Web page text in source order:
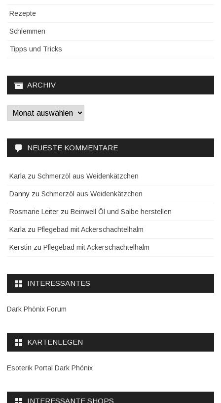
Rezepte
Schlemmen
Tipps und Tricks
ARCHIV
Archiv
NEUESTE KOMMENTARE
Karla zu Schmerzöl aus Weidenkätzchen
Danny zu Schmerzöl aus Weidenkätzchen
Rosmarie Leiter zu Beinwell Öl und Salbe herstellen
Karla zu Pflegebad mit Ackerschachtelhalm
Kerstin zu Pflegebad mit Ackerschachtelhalm
INTERESSANTES
Dark Phönix Forum
KARTENLEGEN
Esoterik Portal Dark Phönix
INTERESSANTE SHOPS